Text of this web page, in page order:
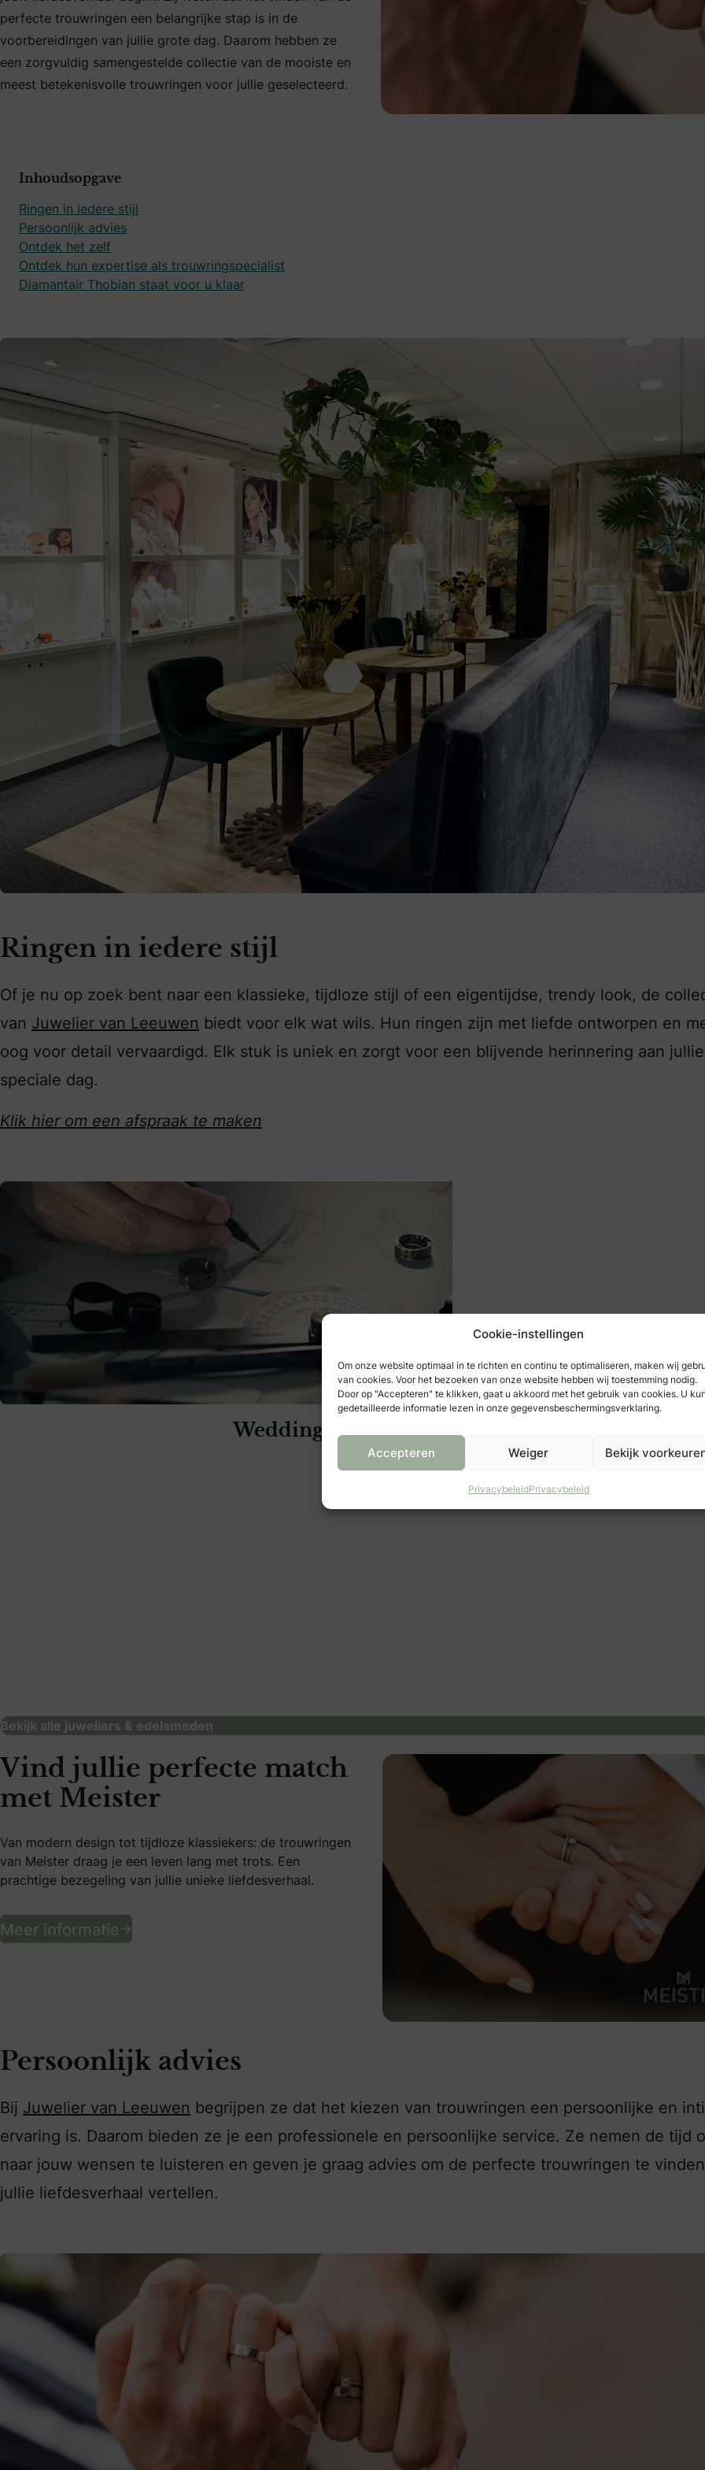
Cookie-instellingen
Om onze website optimaal in te richten en continu te optimaliseren, maken wij
van cookies. Voor het bezoeken van onze website hebben wij toestemming nodig.
Door op "Accepteren" te klikken, gaat u akkoord met het gebruik van cookies. U
gedetailleerde informatie lezen in onze gegevensbeschermingsverklaring.
Accepteren Weiger Bekijk
PrivacybeleidPrivacybeleid
perfecte trouwringen een belangrijke stap is in de
voorbereidingen van jullie grote dag. Daarom hebben ze
een zorgvuldig samengestelde collectie van de mooiste en
meest betekenisvolle trouwringen voor jullie geselecteerd.
Inhoudsopgave
Ringen in iedere stijl
Persoonlijk advies
Ontdek het zelf
Ontdek hun expertise als trouwringspecialist
Diamantair Thobian staat voor u klaar
Ringen in iedere stijl
Of je nu op zoek bent naar een klassieke, tijdloze stijl of een eigentijdse, trendy look, de
van Juwelier van Leeuwen biedt voor elk wat wils. Hun ringen zijn met liefde ontworpen en
oog voor detail vervaardigd. Elk stuk is uniek en zorgt voor een blijvende herinnering aan jullie
speciale dag.
Klik hier om een afspraak te maken
Wedding Guide Aanbieders
: Siebel Juweliers Breda
Bekijk alle juweliers & edelsmeden
Vind jullie perfecte match
met Meister
Van modern design tot tijdloze klassiekers: de trouwringen
van Meister draag je een leven lang met trots. Een
prachtige bezegeling van jullie unieke liefdesverhaal.
Meer informatie
Vind jullie perfecte match met Meister
Persoonlijk advies
Bij Juwelier van Leeuwen begrijpen ze dat het kiezen van trouwringen een persoonlijke en
ervaring is. Daarom bieden ze je een professionele en persoonlijke service. Ze nemen de tijd
naar jouw wensen te luisteren en geven je graag advies om de perfecte trouwringen te
jullie liefdesverhaal vertellen.